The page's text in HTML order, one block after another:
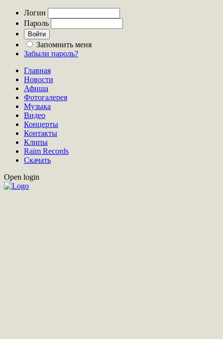
Логин
Пароль
Запомнить меня
Забыли пароль?
Главная
Новости
Афиша
Фотогалерея
Музыка
Видео
Концерты
Контакты
Клипы
Raim Records
Скачать
Open login